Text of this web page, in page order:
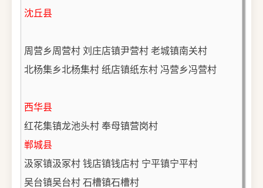
沈丘县
周营乡周营村 刘庄店镇尹营村 老城镇南关村
北杨集乡北杨集村 纸店镇纸东村 冯营乡冯营村
西华县
红花集镇龙池头村 奉母镇营岗村
郸城县
汲冢镇汲冢村 钱店镇钱店村 宁平镇宁平村
吴台镇吴台村 石槽镇石槽村